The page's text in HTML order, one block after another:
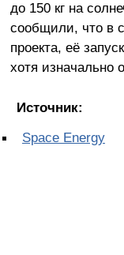
до 150 кг на
сообщили, что в
проекта, её
хотя изначально
Источник:
Space Energy